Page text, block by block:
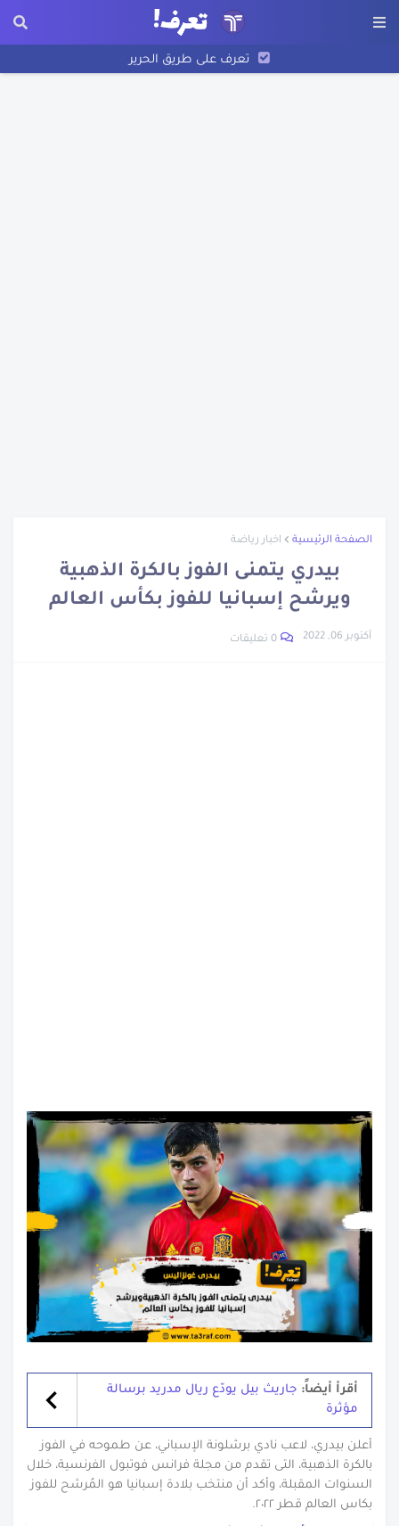
تعرف على طريق الحرير
نبذة عن شجرة الدر
نبذة عن جون لوجي بيرد
الصفحة الرئيسية اخبار رياضة
بيدري يتمنى الفوز بالكرة الذهبية
ويرشح إسبانيا للفوز بكأس العالم
أكتوبر 06, 2022 0 تعليقات
أقرأ أيضاً: جاريث بيل يودّع ريال مدريد برسالة
مؤثرة
أعلن بيدري، لاعب نادي برشلونة الإسباني، عن طموحه في الفوز
بالكرة الذهبية، التى تقدم من مجلة فرانس فوتبول الفرنسية، خلال
السنوات المقبلة، وأكد أن منتخب بلادة إسبانيا هو المُرشح للفوز
بكاس العالم قطر ٢٠٢٢.